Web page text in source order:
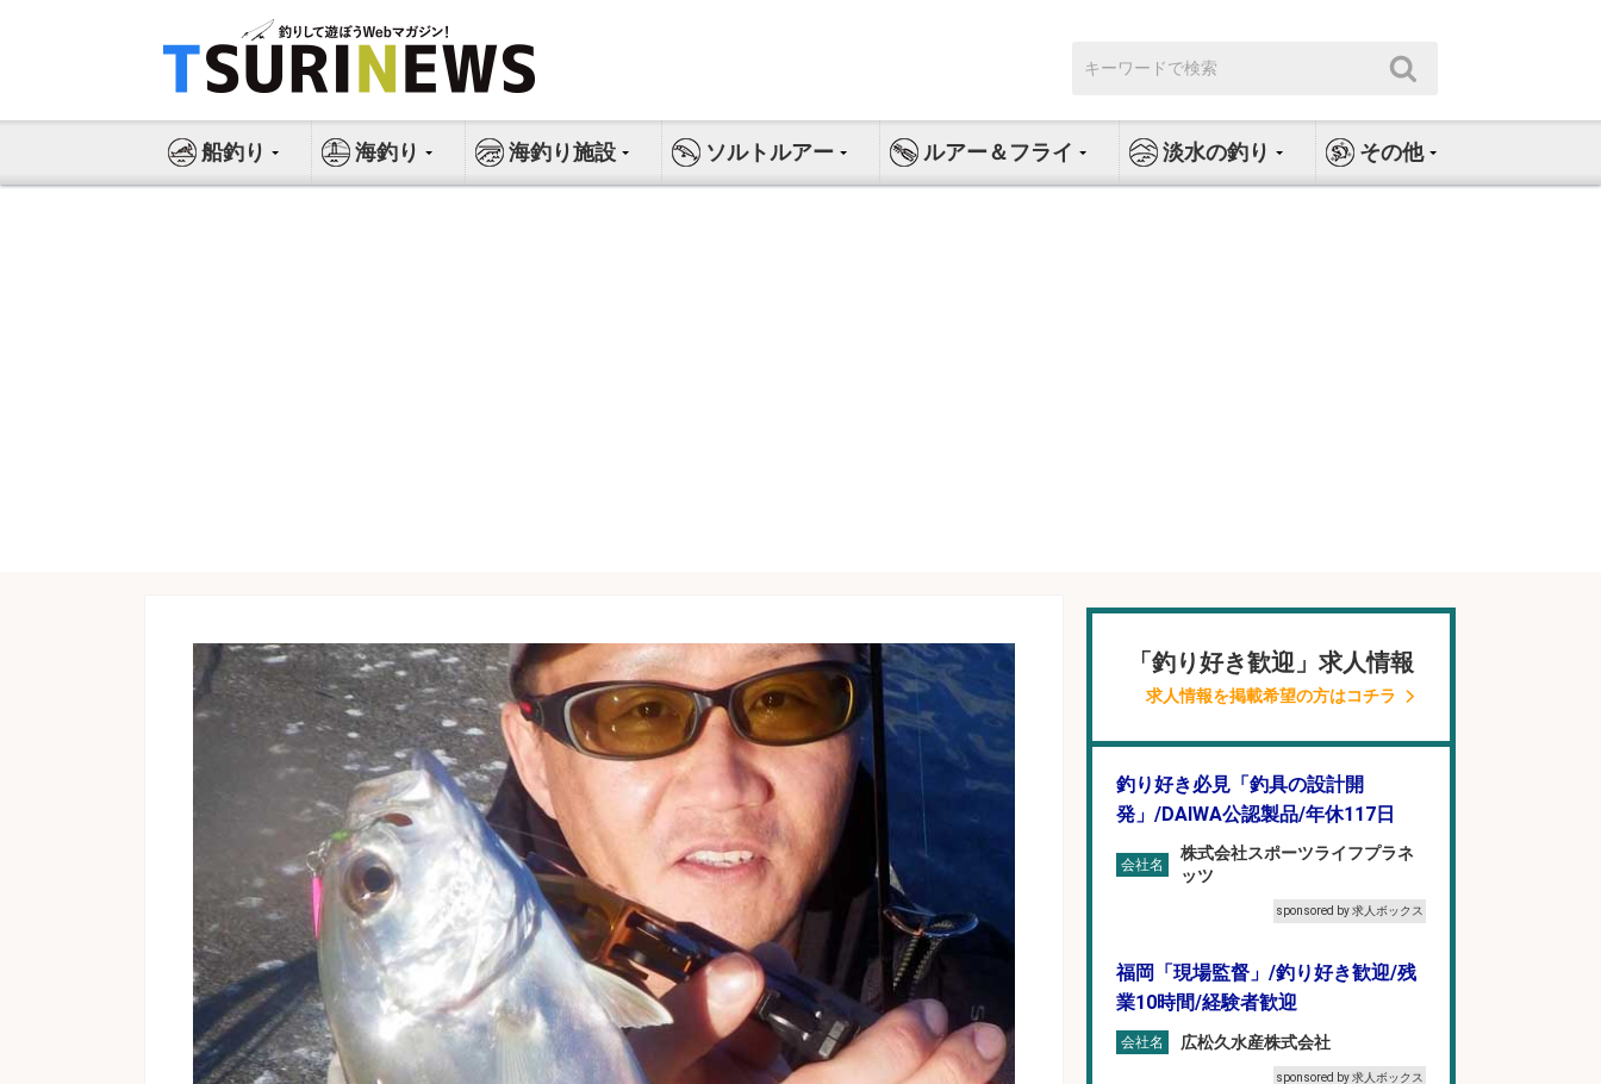
ス
索:
船釣り 海釣り 海釣り施設 ソルトルアー ルアー＆フライ 淡水の釣り その他
「釣り好き歓迎」求人情報
求人情報を掲載希望の方はコチラ
釣り好き必見「釣具の設計開
発」/DAIWA公認製品/年休117日
会社名
株式会社スポーツライフプラネ
ッツ
sponsored by 求人ボックス
福岡「現場監督」/釣り好き歓迎/残
業10時間/経験者歓迎
会社名 広松久水産株式会社
sponsored by 求人ボックス